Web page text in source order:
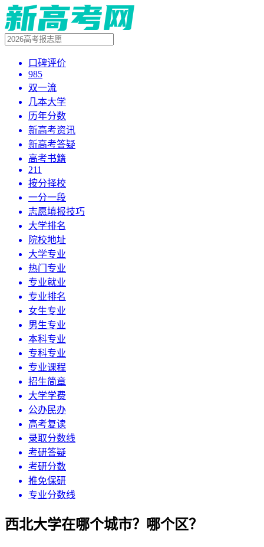
口碑评价
985
双一流
几本大学
历年分数
新高考资讯
新高考答疑
高考书籍
211
按分择校
一分一段
志愿填报技巧
大学排名
院校地址
大学专业
热门专业
专业就业
专业排名
女生专业
男生专业
本科专业
专科专业
专业课程
招生简章
大学学费
公办民办
高考复读
录取分数线
考研答疑
考研分数
推免保研
专业分数线
西北大学在哪个城市？哪个区？